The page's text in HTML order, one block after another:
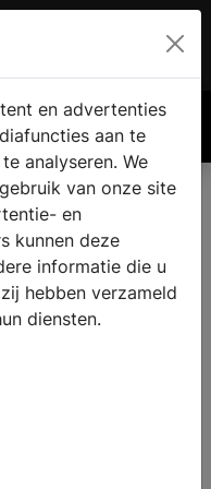
€ 0.00
en advertenties
aan te
analyseren. We
van onze site
en
kunnen deze
informatie die u
hebben verzameld
diensten.